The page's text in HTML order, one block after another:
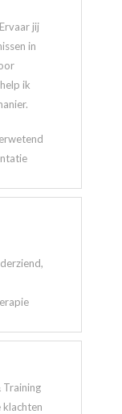
jij
in
ik
Training
klachten